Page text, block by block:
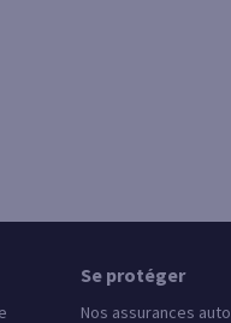
Se protéger
Nos assurances auto